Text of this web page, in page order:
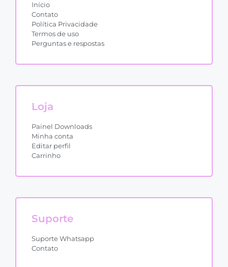
Início
Contato
Política Privacidade
Termos de uso
Perguntas e respostas
Loja
Painel Downloads
Minha conta
Editar perfil
Carrinho
Suporte
Suporte Whatsapp
Contato